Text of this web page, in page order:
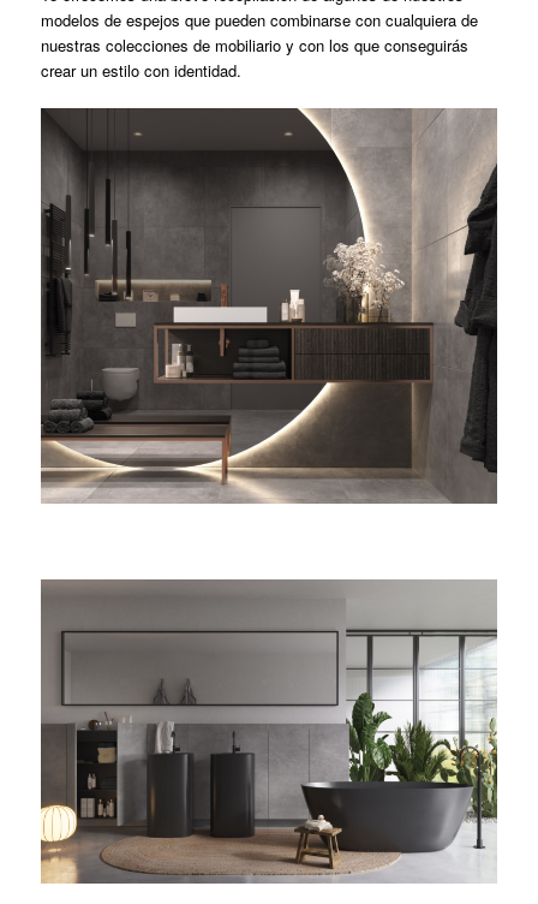
modelos de espejos que pueden combinarse con cualquiera de
nuestras colecciones de mobiliario y con los que conseguirás
crear un estilo con identidad.